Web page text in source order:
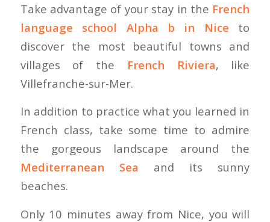
Take advantage of your stay in the French
language school Alpha b in Nice to
discover the most beautiful towns and
villages of the French Riviera, like
Villefranche-sur-Mer.
In addition to practice what you learned in
French class, take some time to admire
the gorgeous landscape around the
Mediterranean Sea and its sunny
beaches.
Only 10 minutes away from Nice, you will